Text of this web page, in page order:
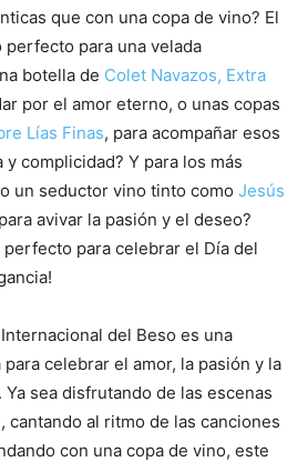
que con una copa de vino? El
para una velada
botella de Colet Navazos, Extra
por el amor eterno, o unas copas
Lías Finas, para acompañar esos
complicidad? Y para los más
un seductor vino tinto como Jesús
avivar la pasión y el deseo?
perfecto para celebrar el Día del
del Beso es una
celebrar el amor, la pasión y la
sea disfrutando de las escenas
cantando al ritmo de las canciones
con una copa de vino, este